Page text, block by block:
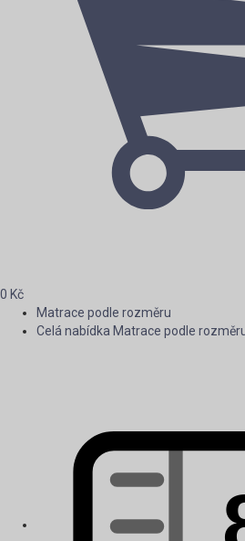
0 Kč
Matrace podle rozměru
Celá nabídka Matrace podle